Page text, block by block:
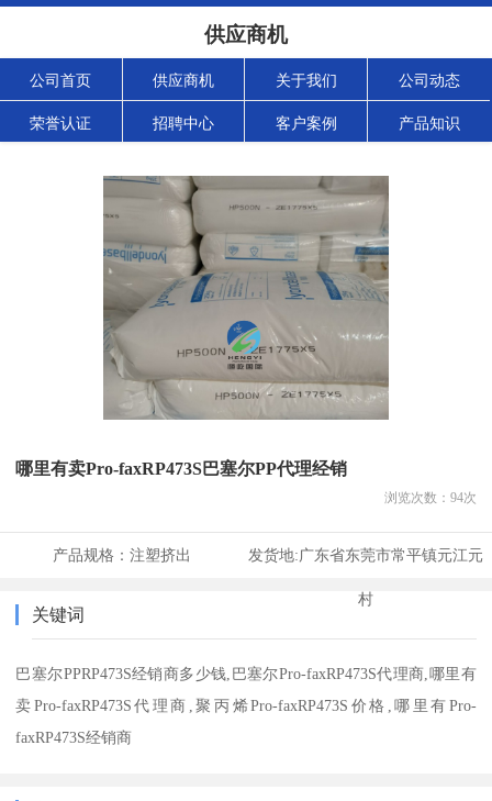
供应商机
公司首页 供应商机 关于我们 公司动态
荣誉认证 招聘中心 客户案例 产品知识
哪里有卖Pro-faxRP473S巴塞尔PP代理经销
浏览次数： 94次
产品规格： 注塑挤出 发货地:广东省东莞市常平镇元江元
村
关键词
巴塞尔PPRP473S经销商多少钱,巴塞尔Pro-faxRP473S代理商,哪里有
卖Pro-faxRP473S代理商,聚丙烯Pro-faxRP473S价格,哪里有Pro-
faxRP473S经销商